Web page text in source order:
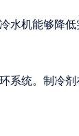
水机能够降低
系统。制冷